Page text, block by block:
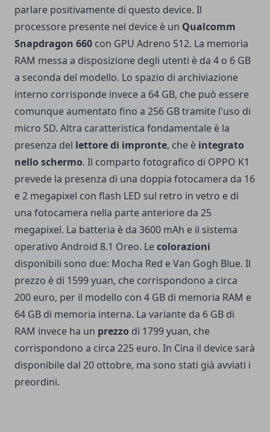
parlare positivamente di questo device. Il
processore presente nel device è un Qualcomm
Snapdragon 660 con GPU Adreno 512. La memoria
RAM messa a disposizione degli utenti è da 4 o 6 GB
a seconda del modello. Lo spazio di archiviazione
interno corrisponde invece a 64 GB, che può essere
comunque aumentato fino a 256 GB tramite l'uso di
micro SD. Altra caratteristica fondamentale è la
presenza del lettore di impronte, che è integrato
nello schermo. Il comparto fotografico di OPPO K1
prevede la presenza di una doppia fotocamera da 16
e 2 megapixel con flash LED sul retro in vetro e di
una fotocamera nella parte anteriore da 25
megapixel. La batteria è da 3600 mAh e il sistema
operativo Android 8.1 Oreo. Lecolorazioni
disponibili sono due: Mocha Red e Van Gogh Blue. Il
prezzo è di 1599 yuan, che corrispondono a circa
200 euro, per il modello con 4 GB di memoria RAM e
64 GB di memoria interna. La variante da 6 GB di
RAM invece ha un prezzo di 1799 yuan, che
corrispondono a circa 225 euro. In Cina il device sarà
disponibile dal 20 ottobre, ma sono stati già avviati i
preordini.